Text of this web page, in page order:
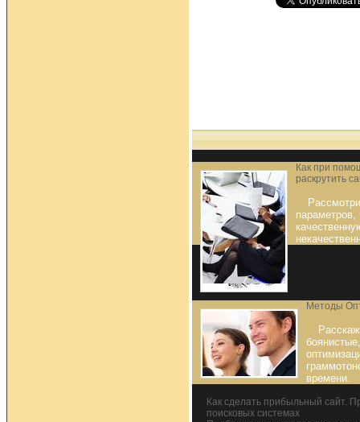
Как при
раскрутить
Методы
времени.
Как сделать прибыльный сайт.
поисковых системах